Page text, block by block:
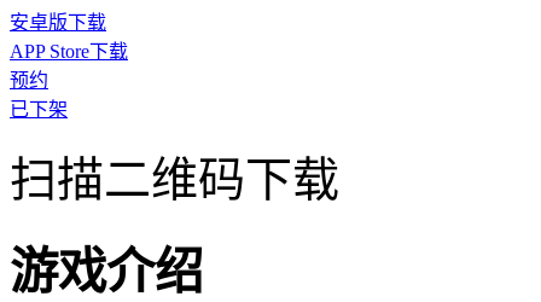
安卓版下载
APP Store下载
预约
已下架
扫描二维码下载
游戏介绍